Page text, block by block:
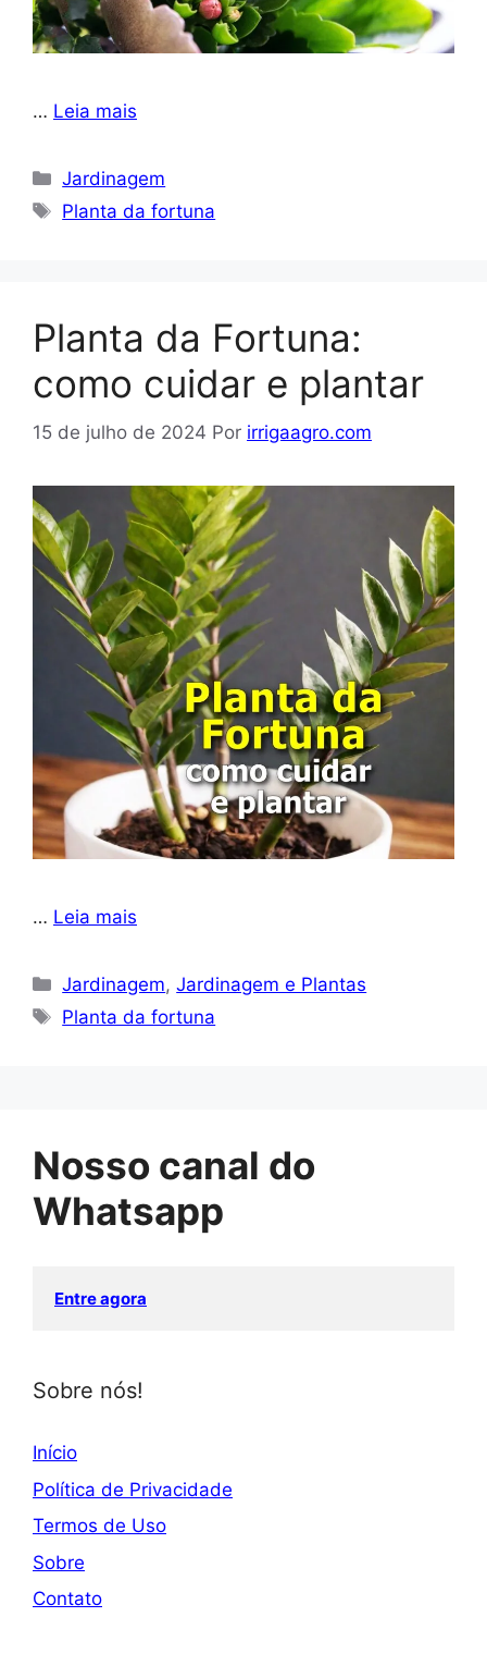
… Leia mais
Categorias
Jardinagem
Tags
Planta da fortuna
Planta da Fortuna:
como cuidar e plantar
15 de julho de 2024 Por irrigaagro.com
… Leia mais
Categorias
Jardinagem,Jardinagem e Plantas
Tags
Planta da fortuna
Nosso canal do
Whatsapp
Entre agora
Sobre nós!
Início
Política de Privacidade
Termos de Uso
Sobre
Contato